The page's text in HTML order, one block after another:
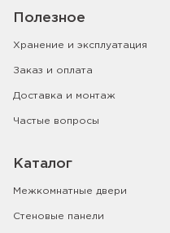
Полезное
Хранение и эксплуатация
Заказ и оплата
Доставка и монтаж
Частые вопросы
Каталог
Межкомнатные двери
Стеновые панели